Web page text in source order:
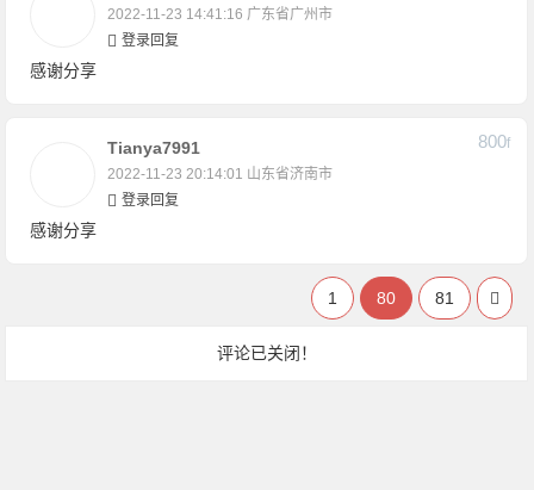
2022-11-23 14:41:16 广东省广州市
登录回复
感谢分享
Tianya7991
2022-11-23 20:14:01 山东省济南市
800F
登录回复
感谢分享
1 80 81
评论已关闭！